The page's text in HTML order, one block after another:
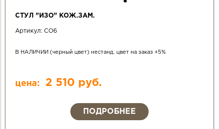
СТУЛ "ИЗО" КОЖ.ЗАМ.
Артикул: СО6
В НАЛИЧИИ (черный цвет) нестанд. цвет на заказ +5%
цена: 2 510 руб.
ПОДРОБНЕЕ